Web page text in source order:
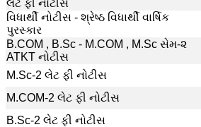
લેટ ફી નોટીસ
વિધાર્થી નોટીસ - શ્રેષ્ઠ વિધાર્થી વાર્ષિક
પુરસ્કાર
B.COM , B.Sc - M.COM , M.Sc સેમ-૨
ATKT નોટીસ
M.Sc-2 લેટ ફી નોટીસ
M.COM-2 લેટ ફી નોટીસ
B.Sc-2 લેટ ફી નોટીસ